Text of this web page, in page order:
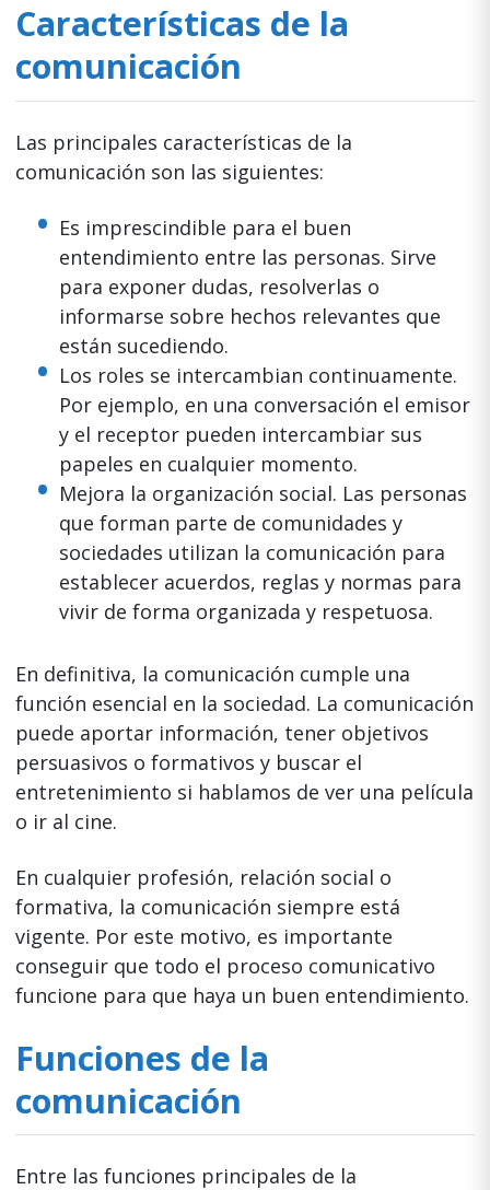
Características de la
comunicación
Las principales características de la
comunicación son las siguientes:
Es imprescindible para el buen
entendimiento entre las personas. Sirve
para exponer dudas, resolverlas o
informarse sobre hechos relevantes que
están sucediendo.
Los roles se intercambian continuamente.
Por ejemplo, en una conversación el emisor
y el receptor pueden intercambiar sus
papeles en cualquier momento.
Mejora la organización social. Las personas
que forman parte de comunidades y
sociedades utilizan la comunicación para
establecer acuerdos, reglas y normas para
vivir de forma organizada y respetuosa.
En definitiva, la comunicación cumple una
función esencial en la sociedad. La comunicación
puede aportar información, tener objetivos
persuasivos o formativos y buscar el
entretenimiento si hablamos de ver una película
o ir al cine.
En cualquier profesión, relación social o
formativa, la comunicación siempre está
vigente. Por este motivo, es importante
conseguir que todo el proceso comunicativo
funcione para que haya un buen entendimiento.
Funciones de la
comunicación
Entre las funciones principales de la